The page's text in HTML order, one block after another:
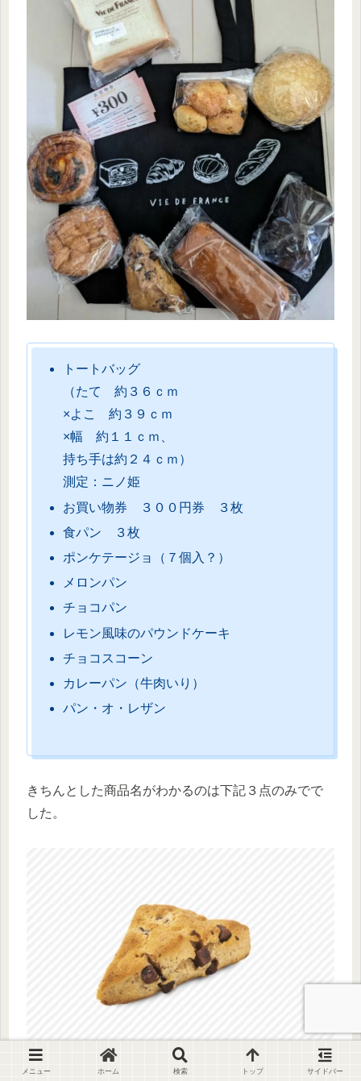
トートバッグ
（たて 約３６ｃｍ
×よこ 約３９ｃｍ
×幅 約１１ｃｍ、
持ち手は約２４ｃｍ）
測定：ニノ姫
お買い物券 ３００円券 ３枚
食パン ３枚
ポンケテージョ（７個入？）
メロンパン
チョコパン
レモン風味のパウンドケーキ
チョコスコーン
カレーパン（牛肉いり）
パン・オ・レザン
きちんとした商品名がわかるのは下記３点のみでで
した。
メニュー ホーム 検索 トップ サイドバー